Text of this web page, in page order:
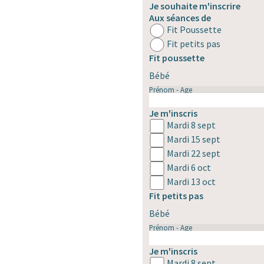
Je souhaite m'inscrire
Aux séances de
Fit Poussette
Fit petits pas
Fit poussette
Bébé
Prénom - Age
Je m'inscris
Mardi 8 sept
Mardi 15 sept
Mardi 22 sept
Mardi 6 oct
Mardi 13 oct
Fit petits pas
Bébé
Prénom - Age
Je m'inscris